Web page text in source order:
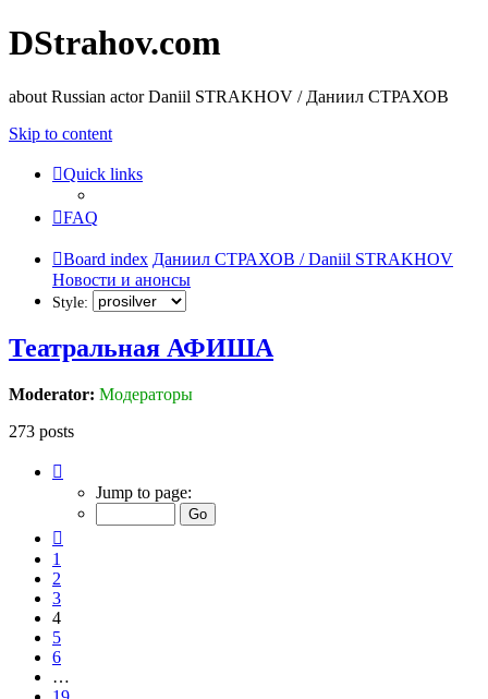
DStrahov.com
about Russian actor Daniil STRAKHOV / Даниил СТРАХОВ
Skip to content
Quick links
FAQ
Board index Даниил СТРАХОВ / Daniil STRAKHOV
Новости и анонсы
Style:
Театральная АФИША
Moderator: Модераторы
273 posts
Jump to page:
1
2
3
4
5
6
…